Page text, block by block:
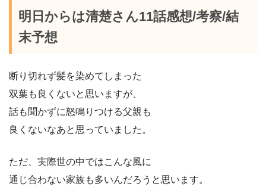
明日からは清楚さん11話感想/考察/結
末予想
断り切れず髪を染めてしまった
双葉も良くないと思いますが、
話も聞かずに怒鳴りつける父親も
良くないなあと思っていました。
ただ、実際世の中ではこんな風に
通じ合わない家族も多いんだろうと思います。